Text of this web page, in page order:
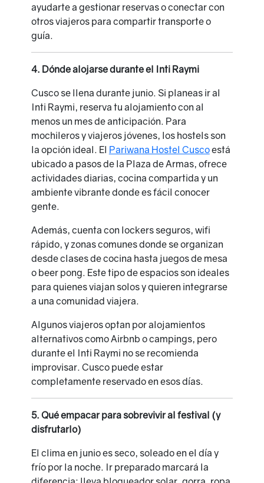
ayudarte a gestionar reservas o conectar con
otros viajeros para compartir transporte o
guía.
4. Dónde alojarse durante el Inti Raymi
Cusco se llena durante junio. Si planeas ir al
Inti Raymi, reserva tu alojamiento con al
menos un mes de anticipación. Para
mochileros y viajeros jóvenes, los hostels son
la opción ideal. El Pariwana Hostel Cuscoestá
ubicado a pasos de la Plaza de Armas, ofrece
actividades diarias, cocina compartida y un
ambiente vibrante donde es fácil conocer
gente.
Además, cuenta con lockers seguros, wifi
rápido, y zonas comunes donde se organizan
desde clases de cocina hasta juegos de mesa
o beer pong. Este tipo de espacios son ideales
para quienes viajan solos y quieren integrarse
a una comunidad viajera.
Algunos viajeros optan por alojamientos
alternativos como Airbnb o campings, pero
durante el Inti Raymi no se recomienda
improvisar. Cusco puede estar
completamente reservado en esos días.
5. Qué empacar para sobrevivir al festival (y
disfrutarlo)
El clima en junio es seco, soleado en el día y
frío por la noche. Ir preparado marcará la